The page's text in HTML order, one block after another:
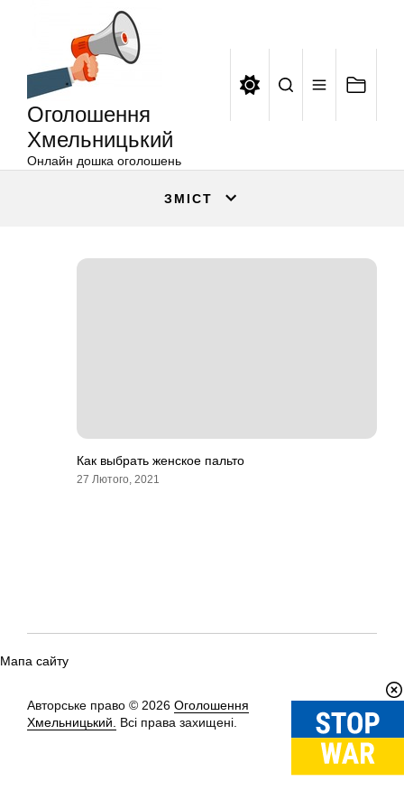
Оголошення
Хмельницький
Онлайн дошка оголошень
ЗМІСТ
Как выбрать женское пальто
27 Лютого, 2021
Мапа сайту
Авторське право © 2026 Оголошення
Хмельницький.
Всі права захищені.
Вгору↑